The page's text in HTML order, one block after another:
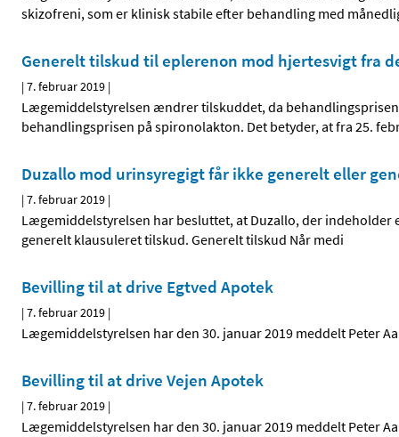
skizofreni, som er klinisk stabile efter behandling med
Generelt tilskud til eplerenon mod hjertesvigt fra
|7. februar 2019 |
Lægemiddelstyrelsen ændrer tilskuddet, da
behandlingsprisen på spironolakton. Det betyder, at fra 25.
Duzallo mod urinsyregigt får ikke generelt eller
|7. februar 2019 |
Lægemiddelstyrelsen har besluttet, at Duzallo, der
generelt klausuleret tilskud. Generelt tilskud Når medi
Bevilling til at drive Egtved Apotek
|7. februar 2019 |
Lægemiddelstyrelsen har den 30. januar 2019 meddelt Peter
Bevilling til at drive Vejen Apotek
|7. februar 2019 |
Lægemiddelstyrelsen har den 30. januar 2019 meddelt Peter